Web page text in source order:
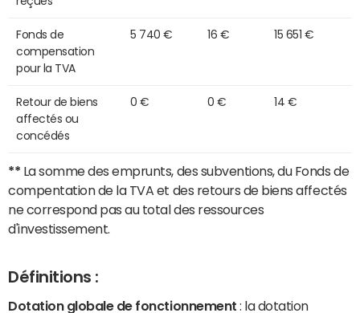
Fonds de
compensation
pour la TVA
5 740 € 16 € 15 651 €
Retour de biens
affectés ou
concédés
0 € 0 € 14 €
** La somme des emprunts, des subventions, du Fonds de
compentation de la TVA et des retours de biens affectés
ne correspond pas au total des ressources
d'investissement.
Définitions :
Dotation globale de fonctionnement : la dotation